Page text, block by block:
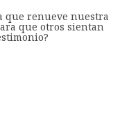
que renueve nuestra
que otros sientan